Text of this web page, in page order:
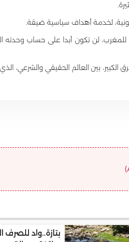
لخدمة أهداف سياسية ضيقة.
للمغرب، لن تكون أبدا على حساب وحدته
بين العالم الحقيقي والشرعي،
بتازة..واد